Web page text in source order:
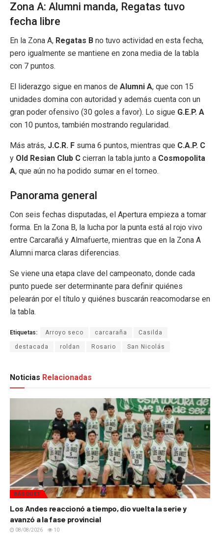
Zona A: Alumni manda, Regatas tuvo
fecha libre
En la Zona A, Regatas B no tuvo actividad en esta fecha,
pero igualmente se mantiene en zona media de la tabla
con 7 puntos.
El liderazgo sigue en manos de Alumni A, que con 15
unidades domina con autoridad y además cuenta con un
gran poder ofensivo (30 goles a favor). Lo sigue G.E.P. A
con 10 puntos, también mostrando regularidad.
Más atrás, J.C.R. F suma 6 puntos, mientras que C.A.P. C
y Old Resian Club C cierran la tabla junto a Cosmopolita
A, que aún no ha podido sumar en el torneo.
Panorama general
Con seis fechas disputadas, el Apertura empieza a tomar
forma. En la Zona B, la lucha por la punta está al rojo vivo
entre Carcarañá y Almafuerte, mientras que en la Zona A
Alumni marca claras diferencias.
Se viene una etapa clave del campeonato, donde cada
punto puede ser determinante para definir quiénes
pelearán por el título y quiénes buscarán reacomodarse en
la tabla.
Etiquetas: Arroyo seco carcaraña Casilda
destacada roldan Rosario San Nicolás
Noticias Relacionadas
BÁSQUET
Los Andes reaccionó a tiempo, dio vuelta la serie y
avanzó a la fase provincial
08/08/2026 10